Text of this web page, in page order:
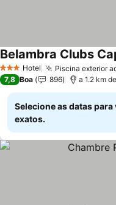
3 EstrelasHotel Piscina exterior
Belambra Clubs
7,8 Boa 896 a 1.2 km
Selecione as datas
exatos.